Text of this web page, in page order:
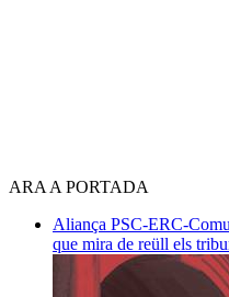
ARA A PORTADA
Aliança PSC-ERC-
que mira de reüll els